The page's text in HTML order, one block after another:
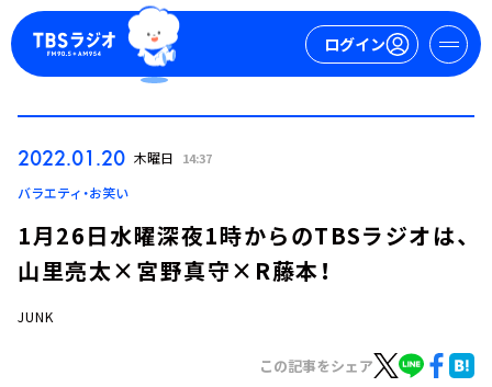
ログイン
ログイン
2022.01.20 木曜日 14:37
バラエティ・お笑い
1月26日水曜深夜1時からのTBSラジオは、
山里亮太×宮野真守×R藤本！
JUNK
この記事をシェア